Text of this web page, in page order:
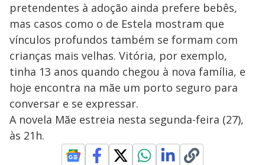
pretendentes à adoção ainda prefere bebês,
mas casos como o de Estela mostram que
vínculos profundos também se formam com
crianças mais velhas. Vitória, por exemplo,
tinha 13 anos quando chegou à nova família, e
hoje encontra na mãe um porto seguro para
conversar e se expressar.
A novela Mãe estreia nesta segunda-feira (27),
às 21h.